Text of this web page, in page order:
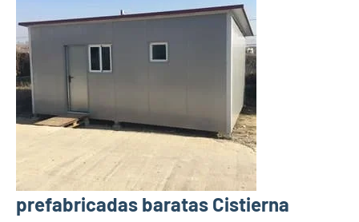
prefabricadas baratas Cistierna